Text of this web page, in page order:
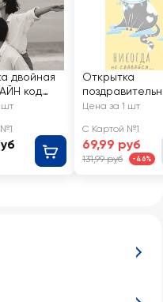
двойная
код
шт
Открытка
АРТ ДИЗАЙН
Цена за 1 шт
С Картой №1
69,99 руб
131,99 руб -46%